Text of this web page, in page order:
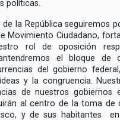
políticas.
de la República seguiremos
Movimiento Ciudadano,
rol de oposición
el bloque de
del gobierno
y la congruencia.
de nuestros gobiernos
al centro de la toma de
y de sus habitantes